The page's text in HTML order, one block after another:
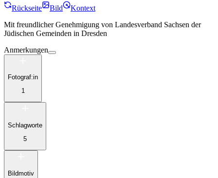
Rückseite Bild
Kontext
Mit freundlicher Genehmigung von Landesverband Sachsen der
Jüdischen Gemeinden in Dresden
Anmerkungen
Fotograf:in
1
Schlagworte
5
Bildmotiv